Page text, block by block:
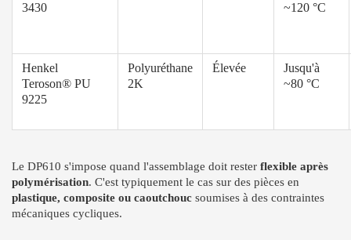
3430
~120 °C
Henkel
Teroson® PU
9225
Polyuréthane
2K
Élevée
Jusqu'à
~80 °C
Le DP610 s'impose quand l'assemblage doit rester flexible après
polymérisation. C'est typiquement le cas sur des pièces en
plastique, composite ou caoutchouc soumises à des contraintes
mécaniques cycliques.